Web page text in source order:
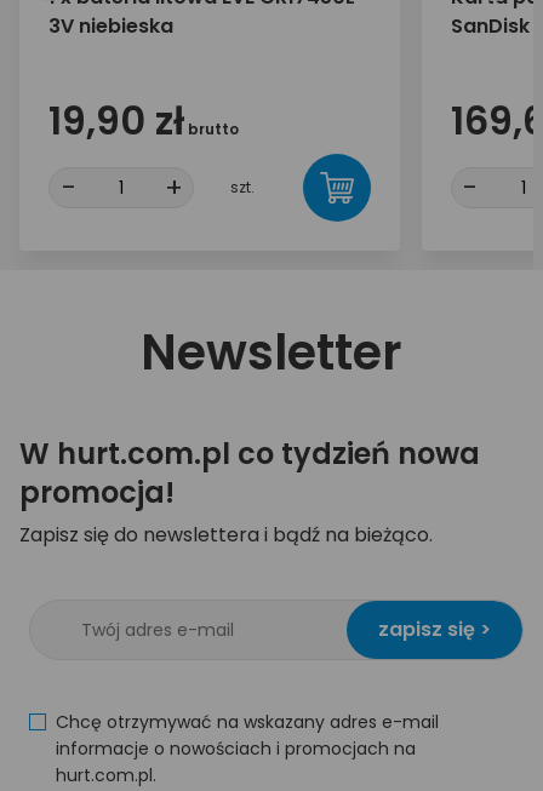
3V niebieska
19,90 zł brutto
- + szt.
SanDisk
-
Newsletter
W hurt.com.pl co tydzień nowa
promocja!
Zapisz się do newslettera i bądź na bieżąco.
zapisz się >
Chcę otrzymywać na wskazany adres e-mail
informacje o nowościach i promocjach na
hurt.com.pl.